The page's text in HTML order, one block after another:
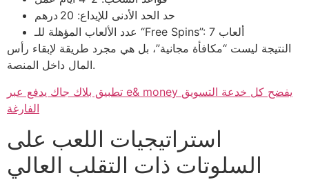
حد الحد الأدنى للإيداع: 20 درهم
عدد الألعاب المؤهلة للـ “Free Spins”: 7 ألعاب
النتيجة ليست “مكافأة مجانية”، بل هي مجرد طريقة لإبقاء رأس
المال داخل المنصة.
تطبيق بلاك جاك يدفع عبر e& money يفضح كل خدعة التسويق
الفارغة
استراتيجيات اللعب على
السلوتات ذات التقلب العالي